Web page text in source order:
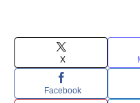
X
Facebook